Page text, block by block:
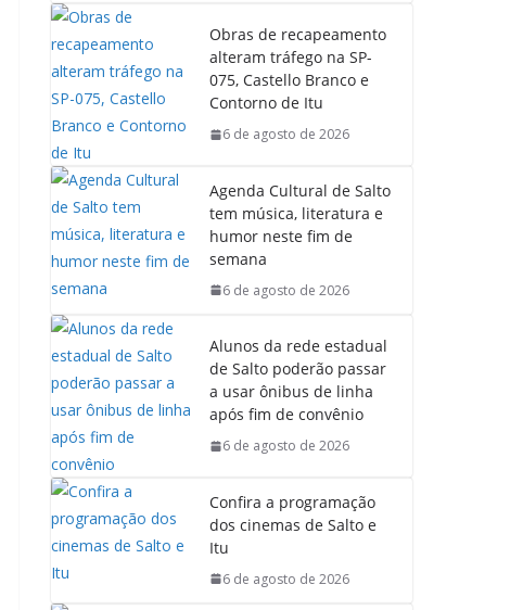
e
b
o
o
s
A
p
d
I
Obras de recapeamento
alteram tráfego na SP-
075, Castello Branco e
Contorno de Itu
6 de agosto de 2026
Agenda Cultural de Salto
tem música, literatura e
humor neste fim de
semana
6 de agosto de 2026
Alunos da rede estadual
de Salto poderão passar
a usar ônibus de linha
após fim de convênio
6 de agosto de 2026
Confira a programação
dos cinemas de Salto e
Itu
6 de agosto de 2026